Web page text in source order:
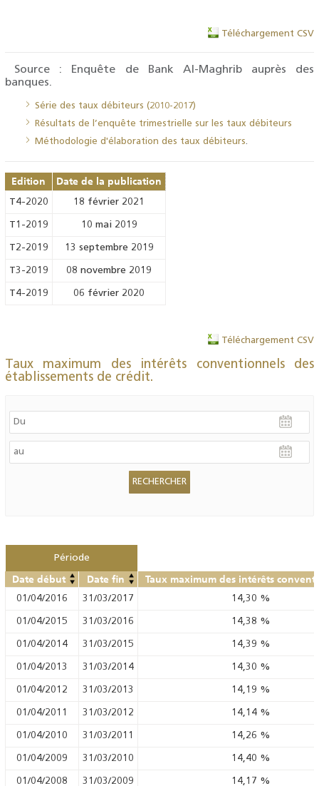
Téléchargement CSV
Source : Enquête de Bank Al-Maghrib auprès des
banques.
Série des taux débiteurs (2010-2017)
Résultats de l’enquête trimestrielle sur les taux débiteurs
Méthodologie d'élaboration des taux débiteurs.
Edition Date de la publication
T4-2020 18 février 2021
T1-2019 10 mai 2019
T2-2019 13 septembre 2019
T3-2019 08 novembre 2019
T4-2019 06 février 2020
Téléchargement CSV
Taux maximum des intérêts conventionnels des
établissements de crédit.
Période
Date début Date fin Taux maximum des intérêts
01/04/2016 31/03/2017 14,30 %
01/04/2015 31/03/2016 14,38 %
01/04/2014 31/03/2015 14,39 %
01/04/2013 31/03/2014 14,30 %
01/04/2012 31/03/2013 14,19 %
01/04/2011 31/03/2012 14,14 %
01/04/2010 31/03/2011 14,26 %
01/04/2009 31/03/2010 14,40 %
01/04/2008 31/03/2009 14,17 %